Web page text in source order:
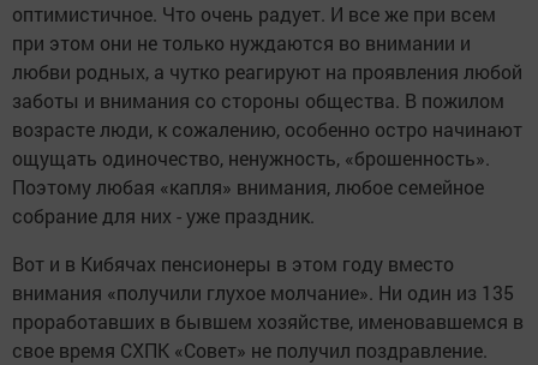
оптимистичное. Что очень радует. И все же при всем
при этом они не только нуждаются во внимании и
любви родных, а чутко реагируют на проявления любой
заботы и внимания со стороны общества. В пожилом
возрасте люди, к сожалению, особенно остро начинают
ощущать одиночество, ненужность, «брошенность».
Поэтому любая «капля» внимания, любое семейное
собрание для них - уже праздник.
Вот и в Кибячах пенсионеры в этом году вместо
внимания «получили глухое молчание». Ни один из 135
проработавших в бывшем хозяйстве, именовавшемся в
свое время СХПК «Совет» не получил поздравление.